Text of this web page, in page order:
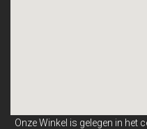
Onze Winkel is gelegen in het